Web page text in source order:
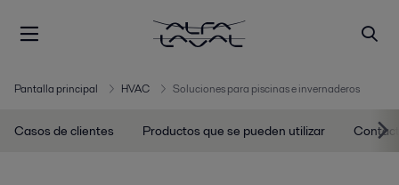
Pantalla principal HVAC Soluciones para piscinas e invernaderos
Casos de clientes Productos que se pueden utilizar